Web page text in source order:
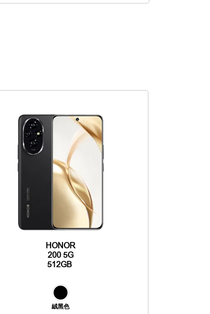
HONOR
200 5G
512GB
絨黑色